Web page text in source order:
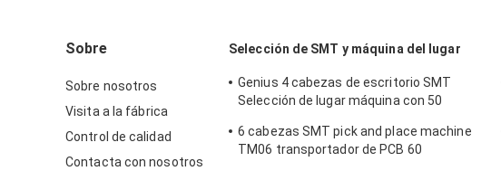
Sobre
Sobre nosotros
Visita a la fábrica
Control de calidad
Contacta con nosotros
Selección de SMT y máquina del lugar
Genius 4 cabezas de escritorio SMT
Selección de lugar máquina con 50
6 cabezas SMT pick and place machine
TM06 transportador de PCB 60